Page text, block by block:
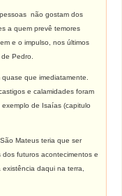
não gostam dos
a quem prevê temores
e o impulso, nos últimos
Pedro.
que imediatamente.
e calamidades foram
de Isaías (capitulo
Mateus teria que ser
dos futuros acontecimentos e
daqui na terra,